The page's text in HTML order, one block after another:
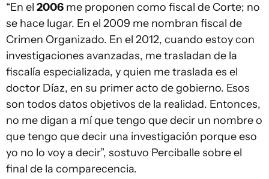
“En el 2006 me proponen como fiscal de Corte; no
se hace lugar. En el 2009 me nombran fiscal de
Crimen Organizado. En el 2012, cuando estoy con
investigaciones avanzadas, me trasladan de la
fiscalía especializada, y quien me traslada es el
doctor Díaz, en su primer acto de gobierno. Esos
son todos datos objetivos de la realidad. Entonces,
no me digan a mí que tengo que decir un nombre o
que tengo que decir una investigación porque eso
yo no lo voy a decir”, sostuvo Perciballe sobre el
final de la comparecencia.